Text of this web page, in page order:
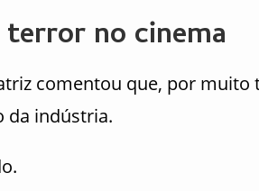
no cinema
comentou que, por
da indústria.